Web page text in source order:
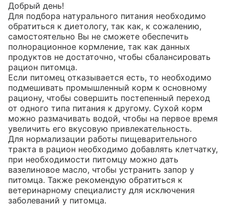
Добрый день!
Для подбора натурального питания необходимо
обратиться к диетологу, так как, к сожалению,
самостоятельно Вы не сможете обеспечить
полнорационное кормление, так как данных
продуктов не достаточно, чтобы сбалансировать
рацион питомца.
Если питомец отказывается есть, то необходимо
подмешивать промышленный корм к основному
рациону, чтобы совершить постепенный переход
от одного типа питания к другому. Сухой корм
можно размачивать водой, чтобы на первое время
увеличить его вкусовую привлекательность.
Для нормализации работы пищеварительного
тракта в рацион необходимо добавлять клетчатку,
при необходимости питомцу можно дать
вазелиновое масло, чтобы устранить запор у
питомца. Также рекомендую обратиться к
ветеринарному специалисту для исключения
заболеваний у питомца.